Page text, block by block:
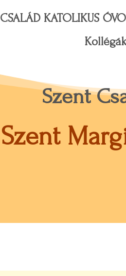
KATOLIKUS
Kollégák
Szent
Szent